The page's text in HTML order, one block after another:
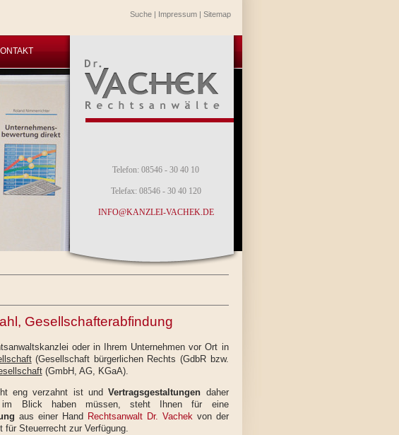
Suche| Impressum| Sitemap
Telefon: 08546 - 30 40 10
Telefax: 08546 - 30 40 120
INFO@KANZLEI-VACHEK.DE
Gesellschafterabfindung
oder in Ihrem Unternehmen vor Ort in
(Gesellschaft bürgerlichen Rechts (GdbR bzw.
(GmbH, AG, KGaA).
eng verzahnt ist undVertragsgestaltungen daher
im Blick haben müssen, steht Ihnen für eine
aus einer Hand Rechtsanwalt Dr. Vachekvon der
Steuerrecht zur Verfügung.